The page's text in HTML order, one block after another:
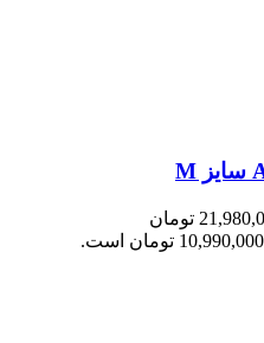
قیمت اصلی 21,980,000 تومان